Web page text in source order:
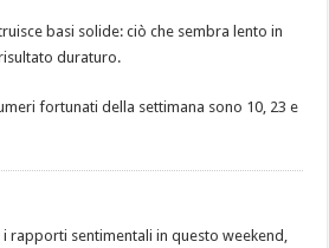
basi solide: ciò che sembra lento in
duraturo.
fortunati della settimana sono 10, 23 e
i rapporti sentimentali in questo weekend,